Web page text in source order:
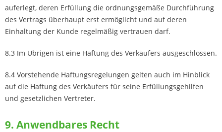
auferlegt, deren Erfüllung die ordnungsgemäße Durchführung
des Vertrags überhaupt erst ermöglicht und auf deren
Einhaltung der Kunde regelmäßig vertrauen darf.
8.3 Im Übrigen ist eine Haftung des Verkäufers ausgeschlossen.
8.4 Vorstehende Haftungsregelungen gelten auch im Hinblick
auf die Haftung des Verkäufers für seine Erfüllungsgehilfen
und gesetzlichen Vertreter.
9. Anwendbares Recht